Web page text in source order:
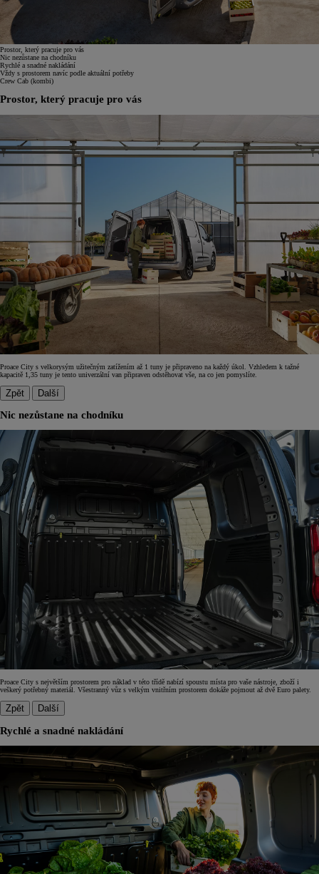
Prostor, který pracuje pro vás
Nic nezůstane na chodníku
Rychlé a snadné nakládání
Vždy s prostorem navíc podle aktuální potřeby
Crew Cab (kombi)
Prostor, který pracuje pro vás
Proace City s velkorysým užitečným zatížením až 1 tuny je připraveno na každý úkol. Vzhledem k tažné
kapacitě 1,35 tuny je tento univerzální van připraven odstěhovat vše, na co jen pomyslíte.
Zpět Další
Nic nezůstane na chodníku
Proace City s největším prostorem pro náklad v této třídě nabízí spoustu místa pro vaše nástroje, zboží i
veškerý potřebný materiál. Všestranný vůz s velkým vnitřním prostorem dokáže pojmout až dvě Euro palety.
Zpět Další
Rychlé a snadné nakládání